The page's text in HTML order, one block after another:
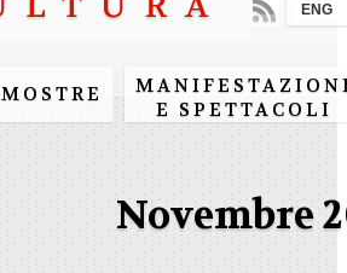
MOSTRE
E SPETTACOLI
ENG
Novembre